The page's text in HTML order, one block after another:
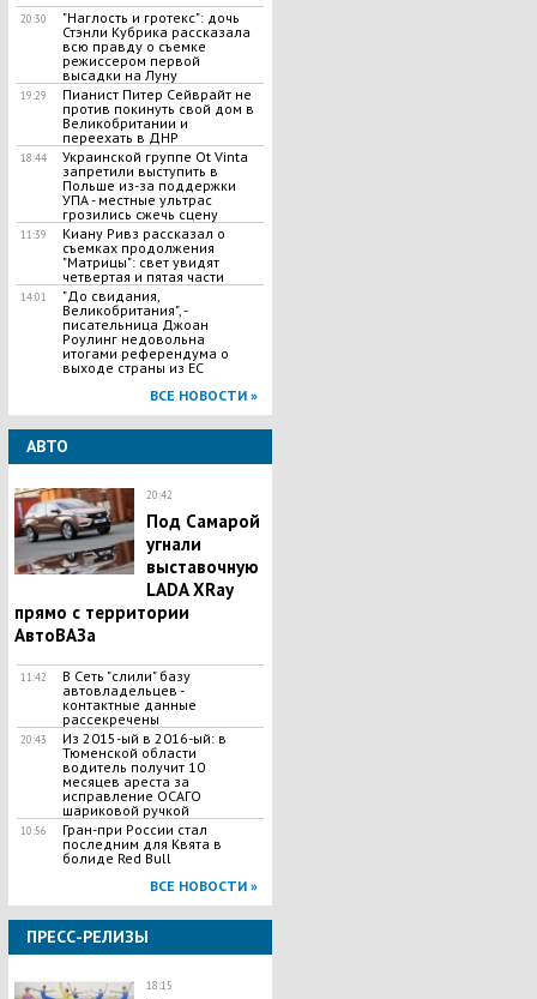
20:30
"Наглость и гротекс": дочь
Стэнли Кубрика рассказала
всю правду о съемке
режиссером первой
высадки на Луну
19:29
Пианист Питер Сейврайт не
против покинуть свой дом в
Великобритании и
переехать в ДНР
18:44
Украинской группе Ot Vinta
запретили выступить в
Польше из-за поддержки
УПА - местные ультрас
грозились сжечь сцену
11:39
Киану Ривз рассказал о
съемках продолжения
"Матрицы": свет увидят
четвертая и пятая части
14:01
"До свидания,
Великобритания", -
писательница Джоан
Роулинг недовольна
итогами референдума о
выходе страны из ЕС
ВСЕ НОВОСТИ »
АВТО
20:42
Под Самарой
угнали
выставочную
LADA XRay
прямо с территории
АвтоВАЗа
11:42
В Сеть "слили" базу
автовладельцев -
контактные данные
рассекречены
20:43
Из 2015-ый в 2016-ый: в
Тюменской области
водитель получит 10
месяцев ареста за
исправление ОСАГО
шариковой ручкой
10:56
Гран-при России стал
последним для Квята в
болиде Red Bull
ВСЕ НОВОСТИ »
ПРЕСС-РЕЛИЗЫ
18:15